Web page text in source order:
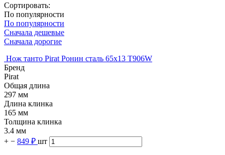
Сортировать:
По популярности
По популярности
Сначала дешевые
Сначала дорогие
Нож танто Pirat Ронин сталь 65х13 T906W
Бренд
Pirat
Общая длина
297 мм
Длина клинка
165 мм
Толщина клинка
3.4 мм
+ − 849 ₽ шт